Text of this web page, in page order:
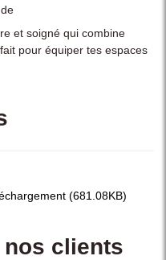
et soigné qui combine
pour équiper tes espaces
(681.08KB)
nos clients